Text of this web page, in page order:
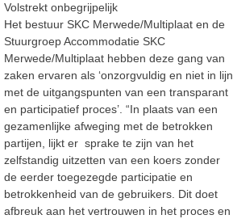
Volstrekt onbegrijpelijk
Het bestuur SKC Merwede/Multiplaat en de
Stuurgroep Accommodatie SKC
Merwede/Multiplaat hebben deze gang van
zaken ervaren als ‘onzorgvuldig en niet in lijn
met de uitgangspunten van een transparant
en participatief proces’. “In plaats van een
gezamenlijke afweging met de betrokken
partijen, lijkt er sprake te zijn van het
zelfstandig uitzetten van een koers zonder
de eerder toegezegde participatie en
betrokkenheid van de gebruikers. Dit doet
afbreuk aan het vertrouwen in het proces en